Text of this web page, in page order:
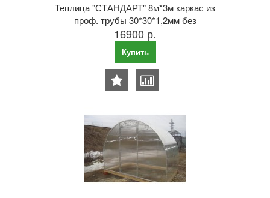
Теплица "СТАНДАРТ" 8м*3м каркас из
проф. трубы 30*30*1,2мм без
поликарбоната 65 см между дугами
16900 р.
Купить